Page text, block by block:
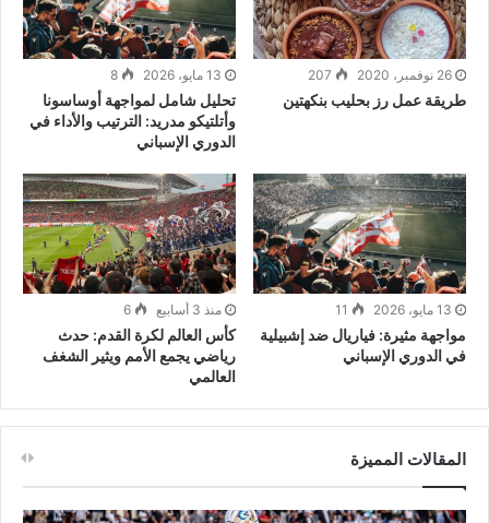
26 نوفمبر، 2020 207
طريقة عمل رز بحليب بنكهتين
13 مايو، 2026 8
تحليل شامل لمواجهة أوساسونا
وأتلتيكو مدريد: الترتيب والأداء في
الدوري الإسباني
13 مايو، 2026 11
مواجهة مثيرة: فياريال ضد إشبيلية
في الدوري الإسباني
منذ 3 أسابيع 6
كأس العالم لكرة القدم: حدث
رياضي يجمع الأمم ويثير الشغف
العالمي
المقالات المميزة